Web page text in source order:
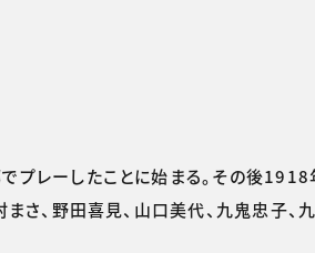
レーしたことに始まる。その後
、野田喜見、山口美代、九鬼忠子、